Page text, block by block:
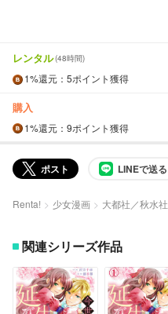
レンタル(48時間)
1%還元 ：5ポイント獲得
購入
1%還元 ：9ポイント獲得
ポスト LINEで送る
Renta! 少女漫画 大都社／秋水社
関連シリーズ作品